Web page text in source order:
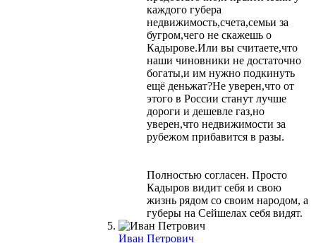
каждого губера
недвижимость,счета,семьи за
бугром,чего не скажешь о
Кадырове.Или вы считаете,что
наши чиновники не достаточно
богаты,и им нужно подкинуть
ещё деньжат?Не уверен,что от
этого в России станут лучше
дороги и дешевле газ,но
уверен,что недвижимости за
рубежом прибавится в разы.
Полностью согласен. Просто
Кадыров видит себя и свою
жизнь рядом со своим народом, а
губеры на Сейшелах себя видят.
Иван Петрович